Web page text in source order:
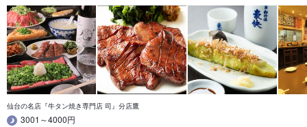
仙台の名店『牛タン焼き専門店 司』分店鷹
3001～4000円